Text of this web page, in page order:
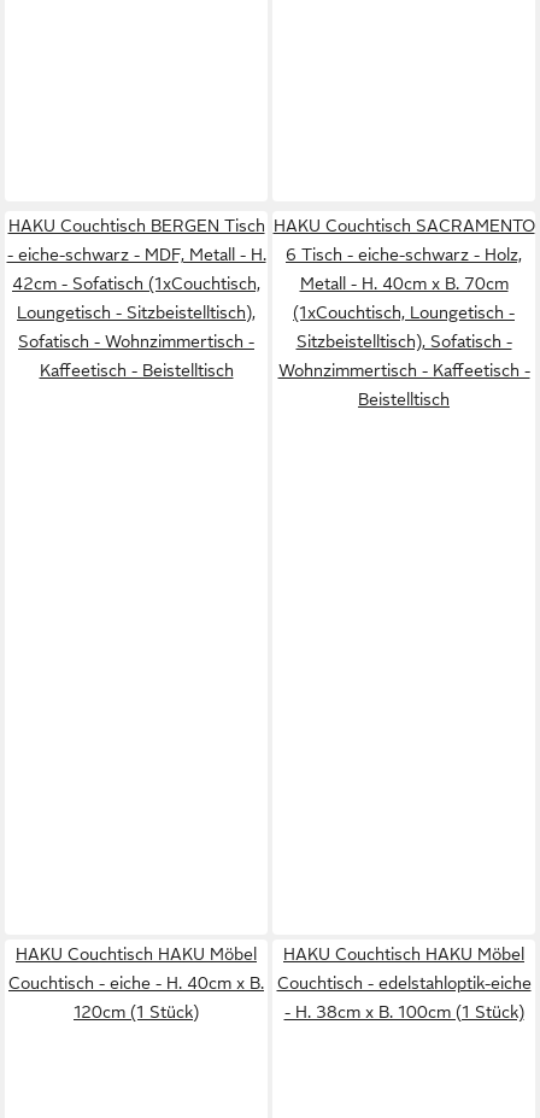
HAKU Couchtisch BERGEN Tisch
- eiche-schwarz - MDF, Metall - H.
42cm - Sofatisch (1xCouchtisch,
Loungetisch - Sitzbeistelltisch),
Sofatisch - Wohnzimmertisch -
Kaffeetisch - Beistelltisch
HAKU Couchtisch SACRAMENTO
6 Tisch - eiche-schwarz - Holz,
Metall - H. 40cm x B. 70cm
(1xCouchtisch, Loungetisch -
Sitzbeistelltisch), Sofatisch -
Wohnzimmertisch - Kaffeetisch -
Beistelltisch
HAKU Couchtisch HAKU Möbel
Couchtisch - eiche - H. 40cm x B.
120cm (1 Stück)
HAKU Couchtisch HAKU Möbel
Couchtisch - edelstahloptik-eiche
- H. 38cm x B. 100cm (1 Stück)